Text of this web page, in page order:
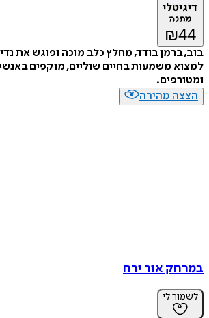
דיגיטלי
מתנה
₪44
בוב, ברמן בודד, מחלץ כלב מוכה ופוגש את
למצוא משמעות בחיים שוליים, מוקפים
ומטורפים.
הצצה מהירה
במרחק אור ירח
לשמור לי